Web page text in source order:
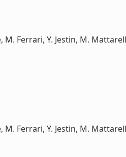
M. Ferrari, Y. Jestin, M.
M. Ferrari, Y. Jestin, M.